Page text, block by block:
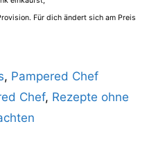
Für dich ändert sich am Preis
, Pampered Chef
Chef, Rezepte ohne